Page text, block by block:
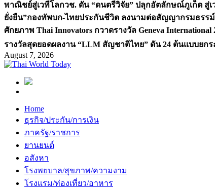
พาณิชย์สู่เวทีโลกวช. ดัน “ดนตรีวิจัย” ปลุกอัตลักษณ์ภูเก็ต สู่
ยั่งยืน”กองทัพบก-ไทยประกันชีวิต ลงนามต่อสัญญากรมธรร
ศักยภาพ Thai Innovators กวาดรางวัล Geneva International
รางวัลสุดยอดผลงาน “LLM สัญชาติไทย” ดัน 24 ต้นแบบยกร
August 7, 2026
Home
ธุรกิจ/ประกัน/การเงิน
ภาครัฐ/ราชการ
ยานยนต์
อสังหา
โรงพยบาล/สุขภาพ/ความงาม
โรงแรม/ท่องเที่ยว/อาหาร